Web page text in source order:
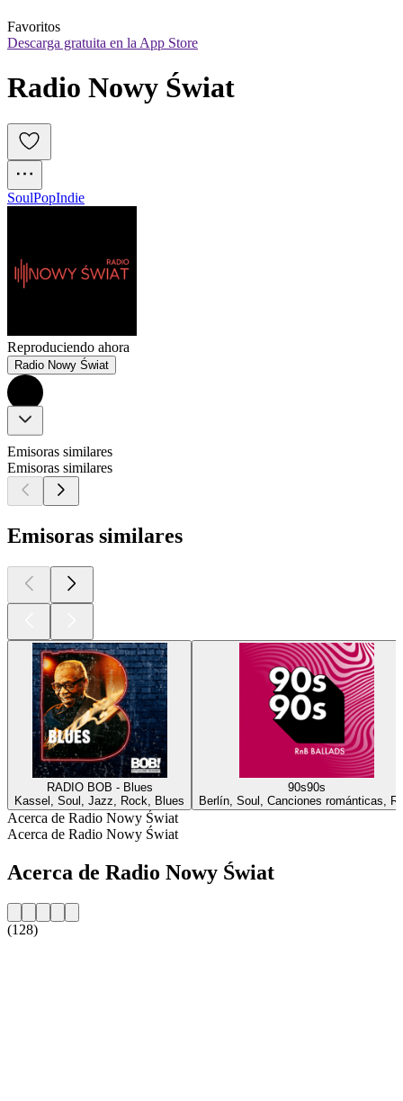
Favoritos
Descarga gratuita en la App Store
Radio Nowy Świat
SoulPopIndie
Reproduciendo ahora
Radio Nowy Świat
Emisoras similares
Emisoras similares
Emisoras similares
RADIO BOB - Blues
Kassel, Soul, Jazz, Rock, Blues
90s90s
Berlín, Soul, Canciones románticas,
Acerca de Radio Nowy Świat
Acerca de Radio Nowy Świat
Acerca de Radio Nowy Świat
(128)